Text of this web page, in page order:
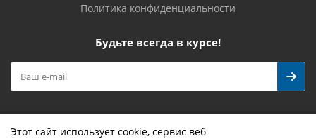
Политика конфиденциальности
Будьте всегда в курсе!
Этот сайт использует cookie, сервис веб-